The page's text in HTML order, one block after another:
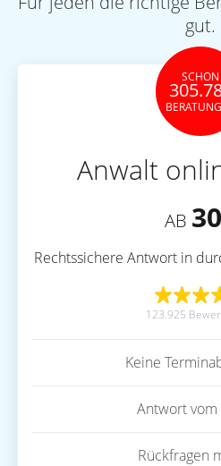
gut.
SCHON
Anwalt
AB 30
Rechtssichere Antwort in
123.925
Keine
Antwort
Rückfragen